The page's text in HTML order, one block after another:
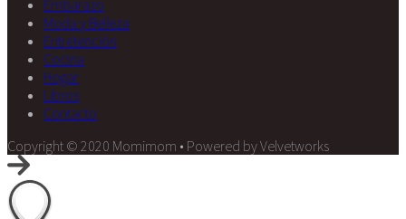
Embarazo
Moda y Belleza
Entretención
Cocina
Hogar
Libros
Contacto
Copyright © 2020 Momimom • Powered by Velvetworks